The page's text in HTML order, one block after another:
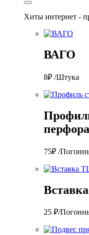
Хиты интернет -
ВАГО
8₽ /Штука
75₽ /
25 ₽/